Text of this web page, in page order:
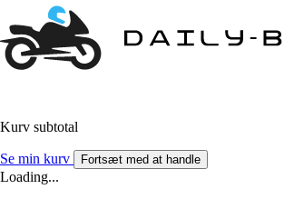
Kurv subtotal
Se min kurv Fortsæt med at handle
Loading...